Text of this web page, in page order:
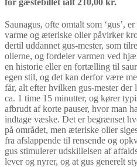
Saunagus, ofte omtalt som ‘gus’,
varme og æteriske olier påvirker
dertil uddannet gus-mester, som
olierne, og fordeler varmen ved
en historie eller en fortælling til
egen stil, og det kan derfor være
får, alt efter hvilken gus-mester der
ca. 1 time 15 minutter, og kører
afbrudt af korte pauser, hvor man
indtage væske. Det er begrænset
på området, men æteriske olier
fra afslappende til rensende og
gus stimulerer udskillelsen af
lever og nyrer, og at gus generelt